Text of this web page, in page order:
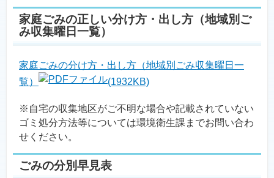
家庭ごみの正しい分け方・出し方（地域別ご
み収集曜日一覧）
家庭ごみの分け方・出し方（地域別ごみ収集曜日一
覧）
(1932KB)
※自宅の収集地区がご不明な場合や記載されていない
ゴミ処分方法等については環境衛生課までお問い合わ
せください。
ごみの分別早見表